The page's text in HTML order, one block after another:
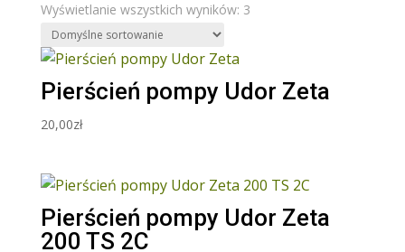
Wyświetlanie wszystkich wyników: 3
Pierścień pompy Udor Zeta
20,00zł
Pierścień pompy Udor Zeta
200 TS 2C